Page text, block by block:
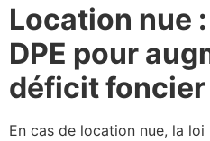
Location nue
DPE pour
déficit foncier
En cas de location nue, la